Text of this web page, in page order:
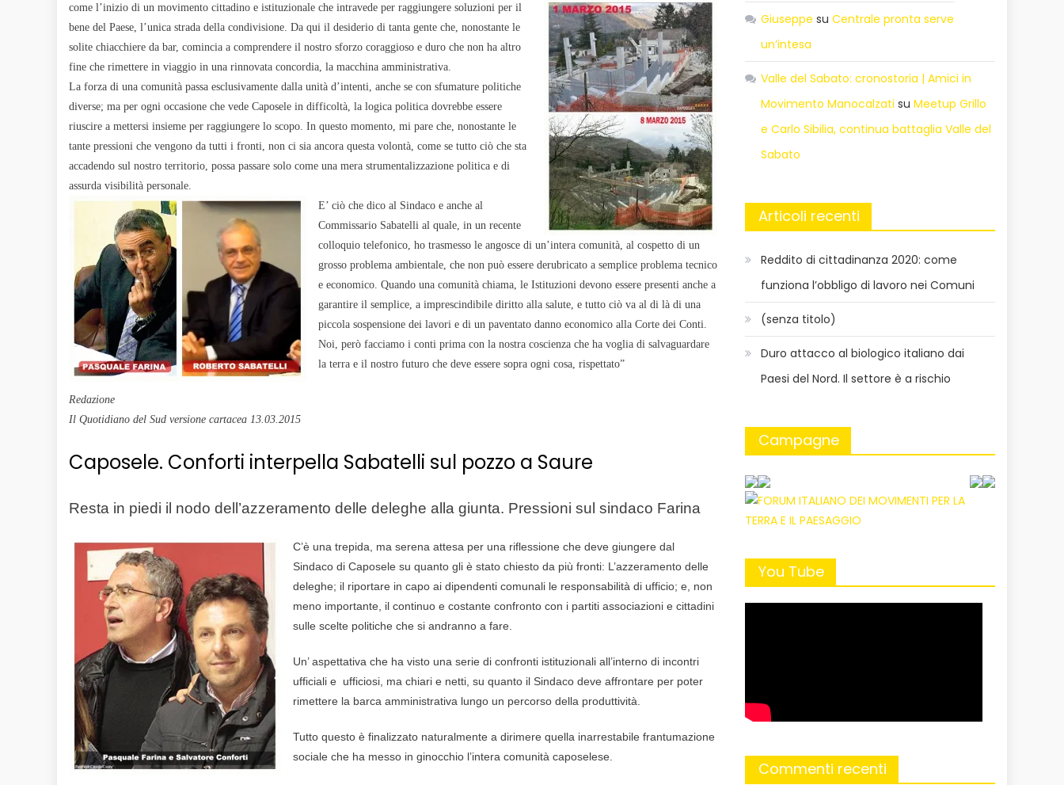
come l’inizio di un movimento cittadino e istituzionale che intravede per raggiungere soluzioni per il
bene del Paese, l’unica strada della condivisione. Da qui il desiderio di tanta gente che, nonostante le
solite chiacchiere da bar, comincia a comprendere il nostro sforzo coraggioso e duro che non ha altro
fine che rimettere in viaggio in una rinnovata concordia, la macchina amministrativa.
La forza di una comunità passa esclusivamente dalla unità d’intenti, anche se con sfumature politiche
diverse; ma per ogni occasione che vede Caposele in difficoltà, la logica politica dovrebbe essere
riuscire a mettersi insieme per raggiungere lo scopo. In questo momento, mi pare che, nonostante le
tante pressioni che vengono da tutti i fronti, non ci sia ancora questa volontà, come se tutto ciò che sta
accadendo sul nostro territorio, possa passare solo come una mera strumentalizzazione politica e di
assurda visibilità personale.
E’ ciò che dico al Sindaco e anche al
Commissario Sabatelli al quale, in un recente
colloquio telefonico, ho trasmesso le angosce di un’intera comunità, al cospetto di un
grosso problema ambientale, che non può essere derubricato a semplice problema tecnico
e economico. Quando una comunità chiama, le Istituzioni devono essere presenti anche a
garantire il semplice, a imprescindibile diritto alla salute, e tutto ciò va al di là di una
piccola sospensione dei lavori e di un paventato danno economico alla Corte dei Conti.
Noi, però facciamo i conti prima con la nostra coscienza che ha voglia di salvaguardare
la terra e il nostro futuro che deve essere sopra ogni cosa, rispettato”
Redazione
Il Quotidiano del Sud versione cartacea 13.03.2015
Caposele. Conforti interpella Sabatelli sul pozzo a Saure
Resta in piedi il nodo dell’azzeramento delle deleghe alla giunta. Pressioni sul sindaco Farina
C’è una trepida, ma serena attesa per una riflessione che deve giungere dal
Sindaco di Caposele su quanto gli è stato chiesto da più fronti: L’azzeramento delle
deleghe; il riportare in capo ai dipendenti comunali le responsabilità di ufficio; e, non
meno importante, il continuo e costante confronto con i partiti associazioni e cittadini
sulle scelte politiche che si andranno a fare.
Un’ aspettativa che ha visto una serie di confronti istituzionali all’interno di incontri
ufficiali e ufficiosi, ma chiari e netti, su quanto il Sindaco deve affrontare per poter
rimettere la barca amministrativa lungo un percorso della produttività.
Tutto questo è finalizzato naturalmente a dirimere quella inarrestabile frantumazione
sociale che ha messo in ginocchio l’intera comunità caposelese.
Giuseppe suCentrale pronta serve
un’intesa
Valle del Sabato: cronostoria | Amici in
Movimento Manocalzati suMeetup Grillo
e Carlo Sibilia, continua battaglia Valle del
Sabato
Articoli recenti
Reddito di cittadinanza 2020: come
funziona l’obbligo di lavoro nei Comuni
(senza titolo)
Duro attacco al biologico italiano dai
Paesi del Nord. Il settore è a rischio
Campagne
You Tube
Commenti recenti